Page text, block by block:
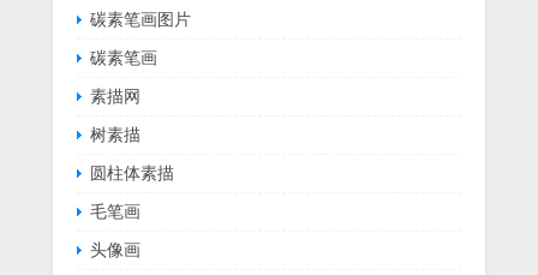
碳素笔画图片
碳素笔画
素描网
树素描
圆柱体素描
毛笔画
头像画